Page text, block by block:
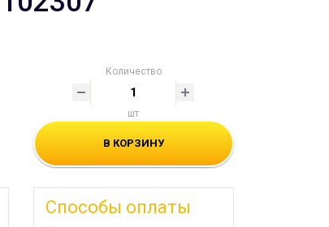
Количество
шт
В КОРЗИНУ
Способы оплаты